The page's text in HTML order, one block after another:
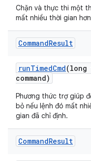
Chặn và thực thi một
mất nhiều thời gian
CommandResult
runTimedCmd(long
command)
Phương thức trợ giúp
bỏ nếu lệnh đó mất
gian đã chỉ định.
CommandResult